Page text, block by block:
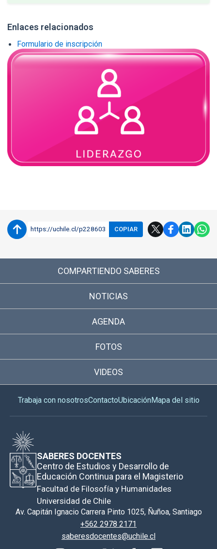
Accesos directos
Enlaces y documentos de interes
Enlaces relacionados
Formulario de inscripción
https://uchile.cl/p228603 COPIAR
COMPARTIENDO SABERES
NOTICIAS
AGENDA
FOTOS
VIDEOS
Trabaja con nosotrosContactoUbicaciónMapa del sitio
SABERES DOCENTES
Centro de Estudios y Desarrollo de
Educación Continua para el Magisterio
Facultad de Filosofía y Humanidades
Universidad de Chile
Av. Capitán Ignacio Carrera Pinto 1025, Ñuñoa, Santiago
+562 2978 2171
saberesdocentes@uchile.cl